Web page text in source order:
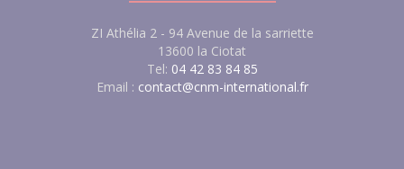
ZI Athélia 2 - 94 Avenue de la sarriette
13600 la Ciotat
Tel: 04 42 83 84 85
Email : contact@cnm-international.fr